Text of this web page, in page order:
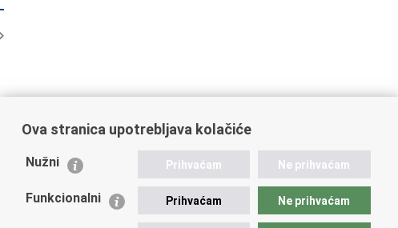
Važne poveznice
Ministarstvo unutarnjih poslova
Udruge
Ova stranica upotrebljava kolačiće
Nužni Prihvaćam Ne prihvaćam
Funkcionalni Prihvaćam Ne prihvaćam